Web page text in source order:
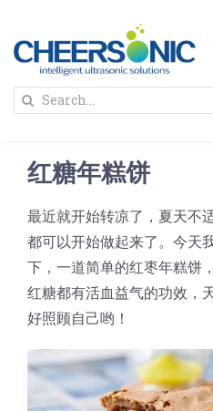
content
解决方案
蛋糕切割机
圆蛋糕切割机
蛋糕切块机
奶酪切片
圆形奶酪切片
三明治/披萨/寿司切割
超声波设备
公司新闻
关于我们
Search
红糖年糕饼
最近就开始转凉了，夏天不
都可以开始做起来了。今天
下，一道简单的红枣年糕饼
红糖都有活血益气的功效，
好照顾自己哟！